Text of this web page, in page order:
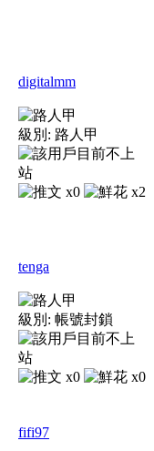
digitalmm
級別: 路人甲
x0 x2
tenga
級別: 帳號封鎖
x0 x0
fifi97